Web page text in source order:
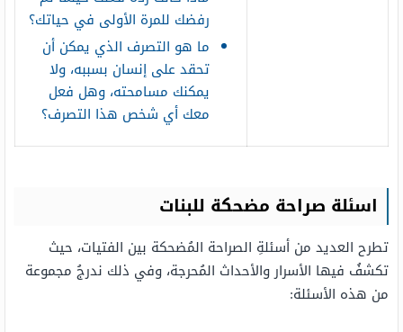
رفضك للمرة الأولى في حياتك؟
ما هو التصرف الذي يمكن أن
تحقد على إنسان بسببه، ولا
يمكنك مسامحته، وهل فعل
معك أي شخص هذا التصرف؟
اسئلة صراحة مضحكة للبنات
تطرح العديد من أسئلةِ الصراحة المُضحكة بين الفتيات، حيث
تكشفُ فيها الأسرار والأحداث المُحرجة، وفي ذلك ندرجُ مجموعة
من هذه الأسئلة: